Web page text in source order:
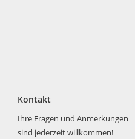
Kontakt
Ihre Fragen und Anmerkungen
sind jederzeit willkommen!